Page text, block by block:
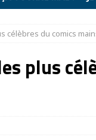
célèbres du comics
plus